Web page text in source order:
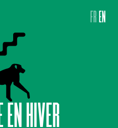
FR EN
HIVER